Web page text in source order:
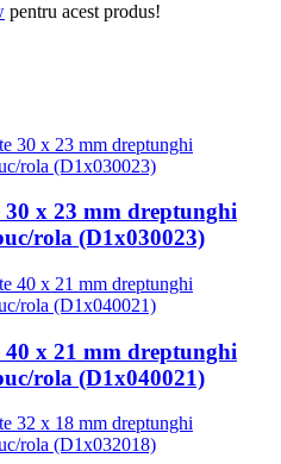
pentru acest produs!
30 x 23 mm dreptunghi
rola (D1x030023)
40 x 21 mm dreptunghi
rola (D1x040021)